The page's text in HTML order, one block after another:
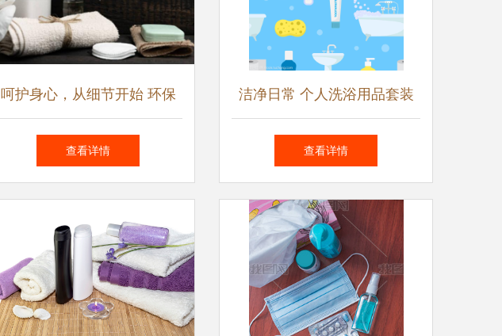
呵护身心，从细节开始 环保
水疗、健康护理与个人卫生用
查看详情
洁净日常 个人洗浴用品套装
与浴室配件的设计美学
查看详情